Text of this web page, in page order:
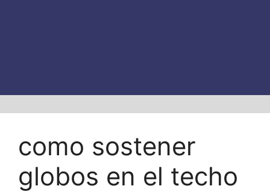
como sostener
globos en el techo